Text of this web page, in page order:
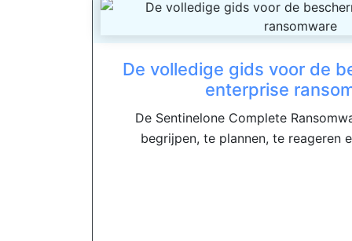
De volledige gids voor de
enterprise
De Sentinelone Complete
begrijpen, te plannen, te reageren